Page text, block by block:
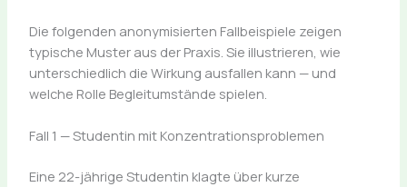
Die folgenden anonymisierten Fallbeispiele zeigen
typische Muster aus der Praxis. Sie illustrieren, wie
unterschiedlich die Wirkung ausfallen kann — und
welche Rolle Begleitumstände spielen.
Fall 1 — Studentin mit Konzentrationsproblemen
Eine 22-jährige Studentin klagte über kurze